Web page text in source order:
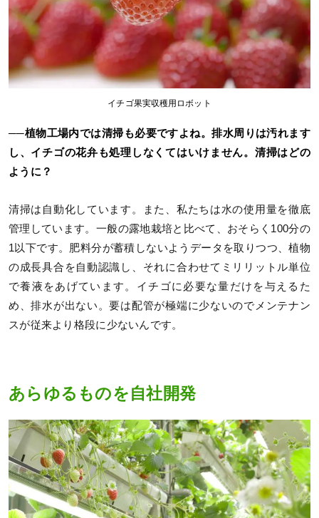
イチゴ果実収穫用ロボット
──植物工場内では清掃も必要ですよね。排水周りは汚れます
し、イチゴの花弁も処理しなくてはいけません。清掃はどの
ように？
清掃は自動化しています。また、私たちは水の使用量を徹底
管理しています。一般の露地栽培と比べて、おそらく100分の
1以下です。肥料分が蓄積しないようデータを取りつつ、植物
の成長具合を自動認識し、それに合わせてミリリットル単位
で養液をあげています。イチゴに必要な量だけを与えるた
め、排水が出ない。要は配管が極端に少ないのでメンテナン
スが従来より格段に少ないんです。
あらゆるものを自社開発